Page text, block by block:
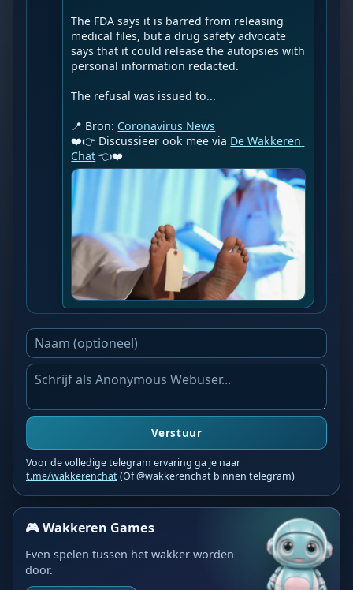
The FDA says it is barred from releasing
medical files, but a drug safety advocate
says that it could release the autopsies with
personal information redacted.
The refusal was issued to...
📍 Bron: Coronavirus News
❤️👉 Discussieer ook mee via De Wakkeren
Chat 👈❤️
Verstuur
Voor de volledige telegram ervaring ga je naar
t.me/wakkerenchat(Of @wakkerenchat binnen telegram)
🎮 Wakkeren Games
Even spelen tussen het wakker worden
door.